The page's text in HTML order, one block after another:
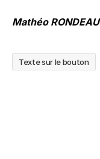
Mathéo RONDEAU
Texte sur le bouton